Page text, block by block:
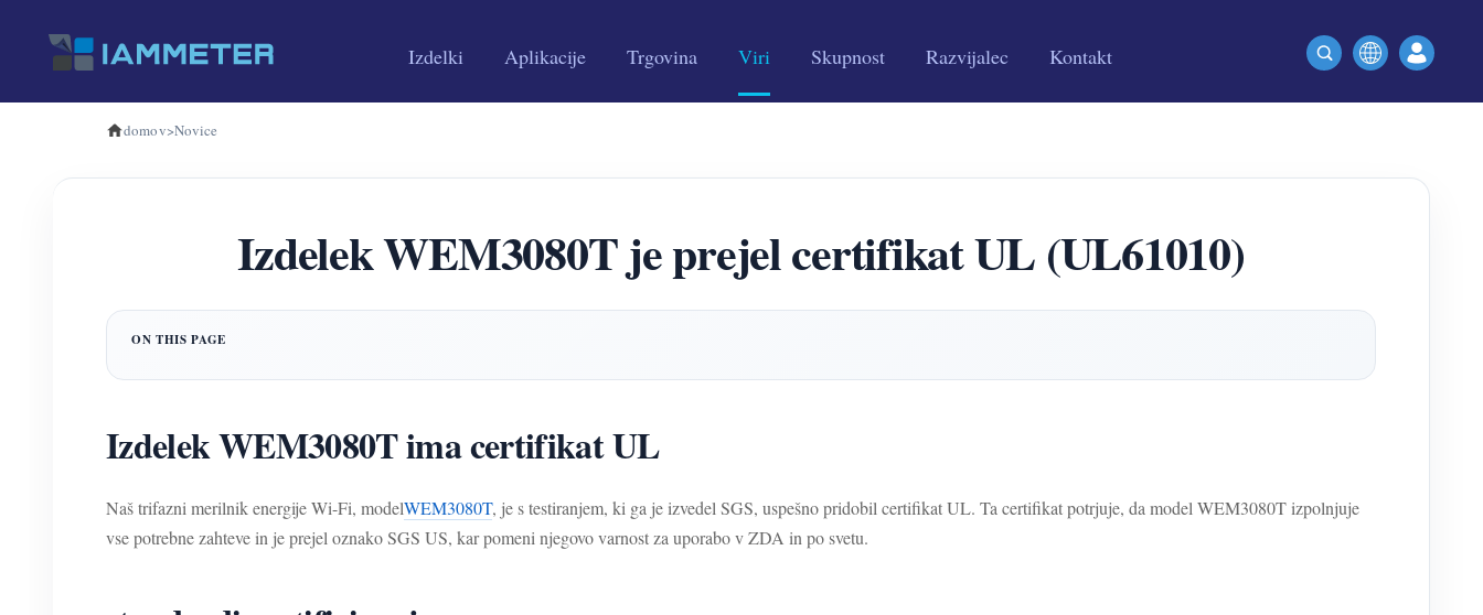
Izdelki Aplikacije Trgovina Viri Skupnost Razvijalec Kontakt
domov>Novice
Izdelek WEM3080T je prejel certifikat UL (UL61010)
Izdelek WEM3080T ima certifikat UL
Naš trifazni merilnik energije Wi-Fi, modelWEM3080T, je s testiranjem, ki ga je izvedel SGS, uspešno pridobil certifikat UL. Ta certifikat potrjuje, da model WEM3080T izpolnjuje
vse potrebne zahteve in je prejel oznako SGS US, kar pomeni njegovo varnost za uporabo v ZDA in po svetu.